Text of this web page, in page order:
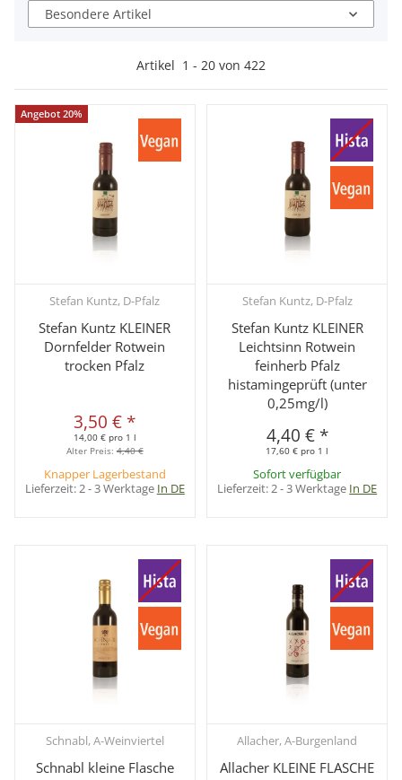
Besondere Artikel
Artikel 1 - 20 von 422
Angebot 20%
Stefan Kuntz, D-Pfalz
Stefan Kuntz KLEINER
Dornfelder Rotwein
trocken Pfalz
3,50 € *
14,00 € pro 1 l
Alter Preis: 4,40 €
Knapper Lagerbestand
Lieferzeit:2 - 3 Werktage In DE
Stefan Kuntz, D-Pfalz
Stefan Kuntz KLEINER
Leichtsinn Rotwein
feinherb Pfalz
histamingeprüft (unter
0,25mg/l)
4,40 € *
17,60 € pro 1 l
Sofort verfügbar
Lieferzeit:2 - 3 Werktage In DE
Schnabl, A-Weinviertel
Schnabl kleine Flasche
Allacher, A-Burgenland
Allacher KLEINE FLASCHE